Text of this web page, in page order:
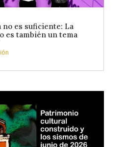
no es suficiente: La
es también un tema